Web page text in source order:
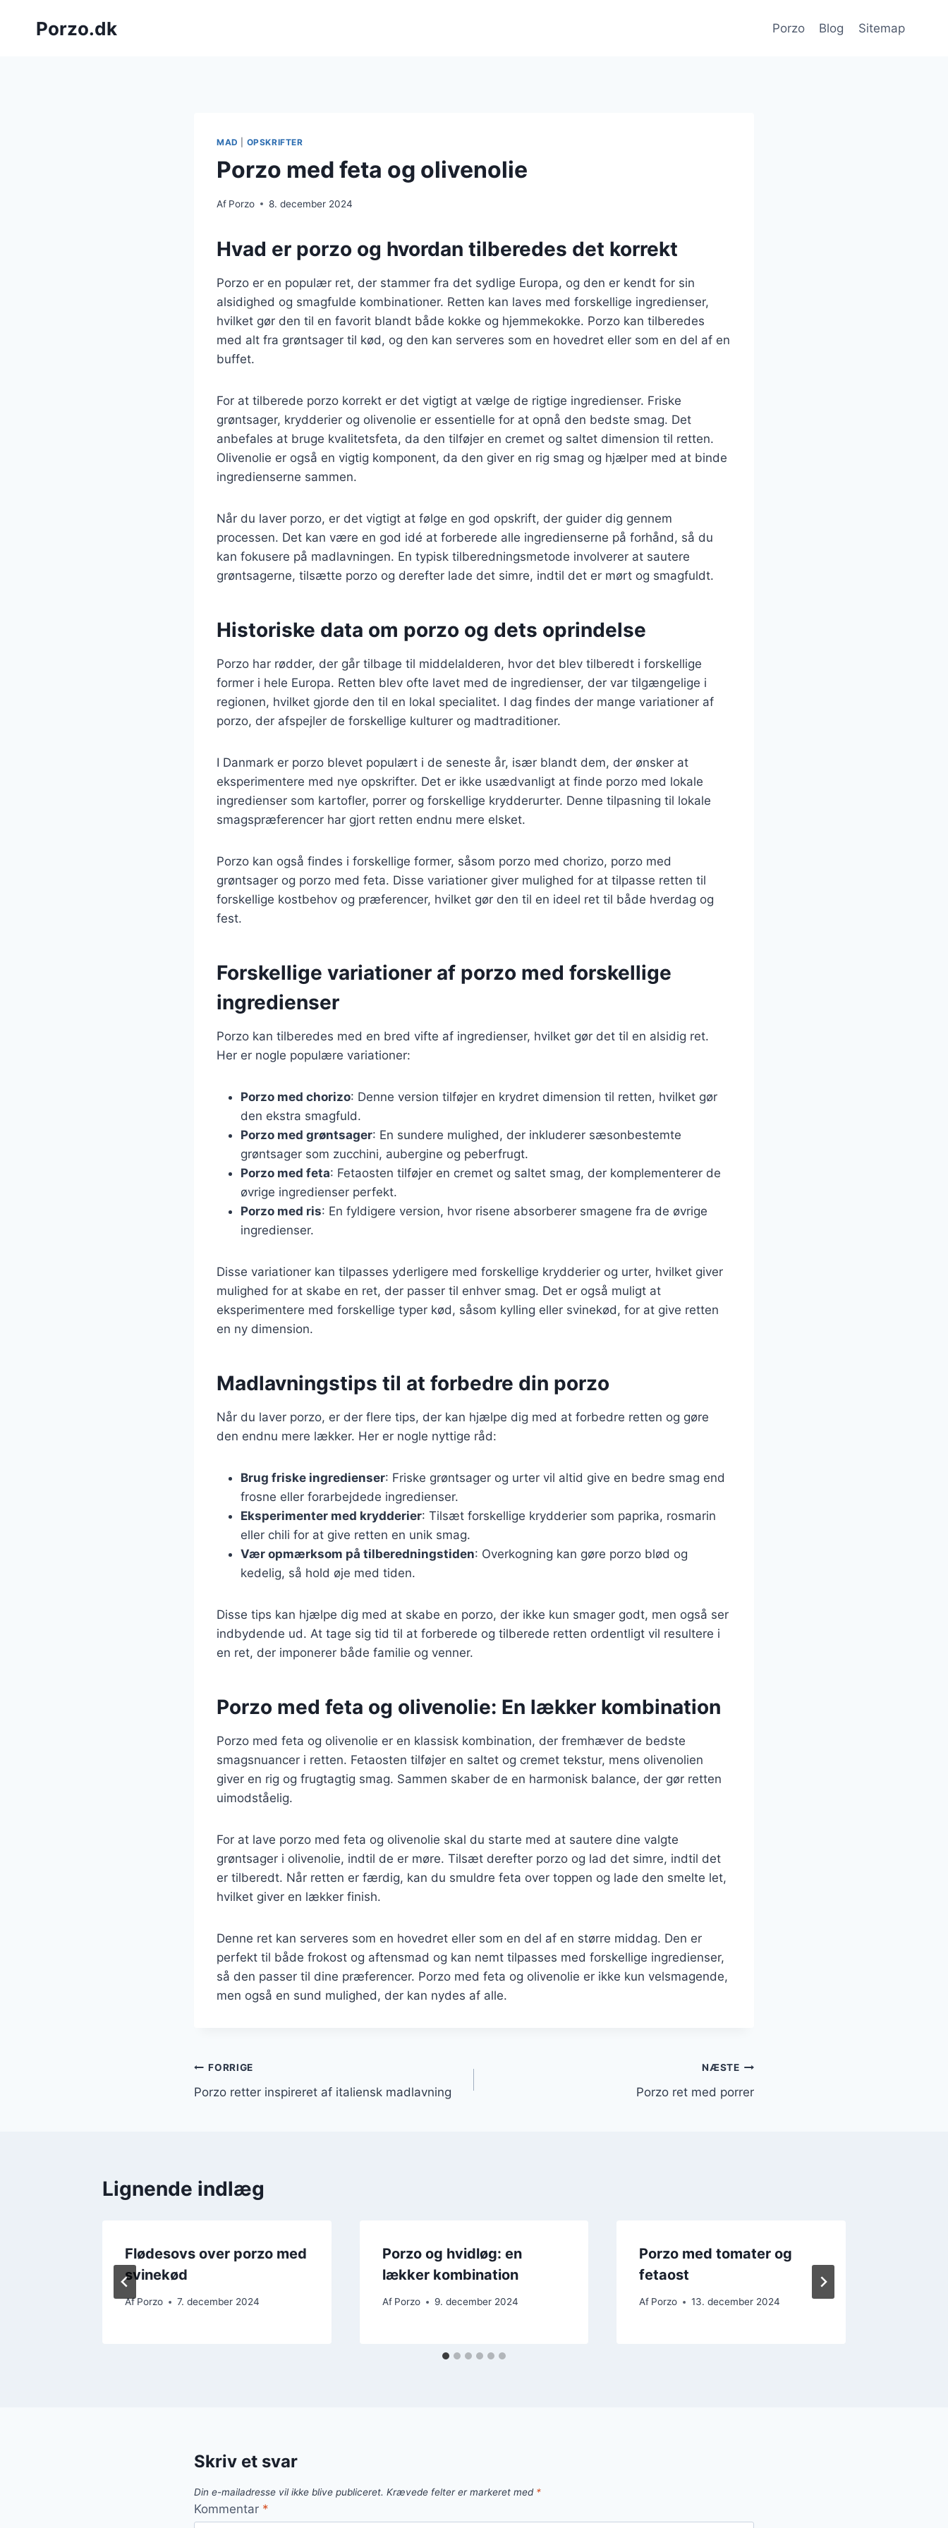
Porzo.dk Porzo Blog Sitemap
MAD OPSKRIFTER
Porzo med feta og olivenolie
Af Porzo 8. december 2024
Hvad er porzo og hvordan tilberedes det korrekt
Porzo er en populær ret, der stammer fra det sydlige Europa, og den er kendt for sin
alsidighed og smagfulde kombinationer. Retten kan laves med forskellige ingredienser,
hvilket gør den til en favorit blandt både kokke og hjemmekokke. Porzo kan tilberedes
med alt fra grøntsager til kød, og den kan serveres som en hovedret eller som en del af en
buffet.
For at tilberede porzo korrekt er det vigtigt at vælge de rigtige ingredienser. Friske
grøntsager, krydderier og olivenolie er essentielle for at opnå den bedste smag. Det
anbefales at bruge kvalitetsfeta, da den tilføjer en cremet og saltet dimension til retten.
Olivenolie er også en vigtig komponent, da den giver en rig smag og hjælper med at binde
ingredienserne sammen.
Når du laver porzo, er det vigtigt at følge en god opskrift, der guider dig gennem
processen. Det kan være en god idé at forberede alle ingredienserne på forhånd, så du
kan fokusere på madlavningen. En typisk tilberedningsmetode involverer at sautere
grøntsagerne, tilsætte porzo og derefter lade det simre, indtil det er mørt og smagfuldt.
Historiske data om porzo og dets oprindelse
Porzo har rødder, der går tilbage til middelalderen, hvor det blev tilberedt i forskellige
former i hele Europa. Retten blev ofte lavet med de ingredienser, der var tilgængelige i
regionen, hvilket gjorde den til en lokal specialitet. I dag findes der mange variationer af
porzo, der afspejler de forskellige kulturer og madtraditioner.
I Danmark er porzo blevet populært i de seneste år, især blandt dem, der ønsker at
eksperimentere med nye opskrifter. Det er ikke usædvanligt at finde porzo med lokale
ingredienser som kartofler, porrer og forskellige krydderurter. Denne tilpasning til lokale
smagspræferencer har gjort retten endnu mere elsket.
Porzo kan også findes i forskellige former, såsom porzo med chorizo, porzo med
grøntsager og porzo med feta. Disse variationer giver mulighed for at tilpasse retten til
forskellige kostbehov og præferencer, hvilket gør den til en ideel ret til både hverdag og
fest.
Forskellige variationer af porzo med forskellige
ingredienser
Porzo kan tilberedes med en bred vifte af ingredienser, hvilket gør det til en alsidig ret.
Her er nogle populære variationer:
Porzo med chorizo: Denne version tilføjer en krydret dimension til retten, hvilket gør
den ekstra smagfuld.
Porzo med grøntsager: En sundere mulighed, der inkluderer sæsonbestemte
grøntsager som zucchini, aubergine og peberfrugt.
Porzo med feta: Fetaosten tilføjer en cremet og saltet smag, der komplementerer de
øvrige ingredienser perfekt.
Porzo med ris: En fyldigere version, hvor risene absorberer smagene fra de øvrige
ingredienser.
Disse variationer kan tilpasses yderligere med forskellige krydderier og urter, hvilket giver
mulighed for at skabe en ret, der passer til enhver smag. Det er også muligt at
eksperimentere med forskellige typer kød, såsom kylling eller svinekød, for at give retten
en ny dimension.
Madlavningstips til at forbedre din porzo
Når du laver porzo, er der flere tips, der kan hjælpe dig med at forbedre retten og gøre
den endnu mere lækker. Her er nogle nyttige råd:
Brug friske ingredienser: Friske grøntsager og urter vil altid give en bedre smag end
frosne eller forarbejdede ingredienser.
Eksperimenter med krydderier: Tilsæt forskellige krydderier som paprika, rosmarin
eller chili for at give retten en unik smag.
Vær opmærksom på tilberedningstiden: Overkogning kan gøre porzo blød og
kedelig, så hold øje med tiden.
Disse tips kan hjælpe dig med at skabe en porzo, der ikke kun smager godt, men også ser
indbydende ud. At tage sig tid til at forberede og tilberede retten ordentligt vil resultere i
en ret, der imponerer både familie og venner.
Porzo med feta og olivenolie: En lækker kombination
Porzo med feta og olivenolie er en klassisk kombination, der fremhæver de bedste
smagsnuancer i retten. Fetaosten tilføjer en saltet og cremet tekstur, mens olivenolien
giver en rig og frugtagtig smag. Sammen skaber de en harmonisk balance, der gør retten
uimodståelig.
For at lave porzo med feta og olivenolie skal du starte med at sautere dine valgte
grøntsager i olivenolie, indtil de er møre. Tilsæt derefter porzo og lad det simre, indtil det
er tilberedt. Når retten er færdig, kan du smuldre feta over toppen og lade den smelte let,
hvilket giver en lækker finish.
Denne ret kan serveres som en hovedret eller som en del af en større middag. Den er
perfekt til både frokost og aftensmad og kan nemt tilpasses med forskellige ingredienser,
så den passer til dine præferencer. Porzo med feta og olivenolie er ikke kun velsmagende,
men også en sund mulighed, der kan nydes af alle.
Indlægsnavigation
FORRIGE
Porzo retter inspireret af italiensk madlavning
NÆSTE
Porzo ret med porrer
Lignende indlæg
Flødesovs over porzo med
svinekød
Af Porzo 7. december 2024
Porzo og hvidløg: en
lækker kombination
Af Porzo 9. december 2024
Porzo med tomater og
fetaost
Af Porzo 13. december 2024
Skriv et svar
Din e-mailadresse vil ikke blive publiceret. Krævede felter er markeret med *
Kommentar *